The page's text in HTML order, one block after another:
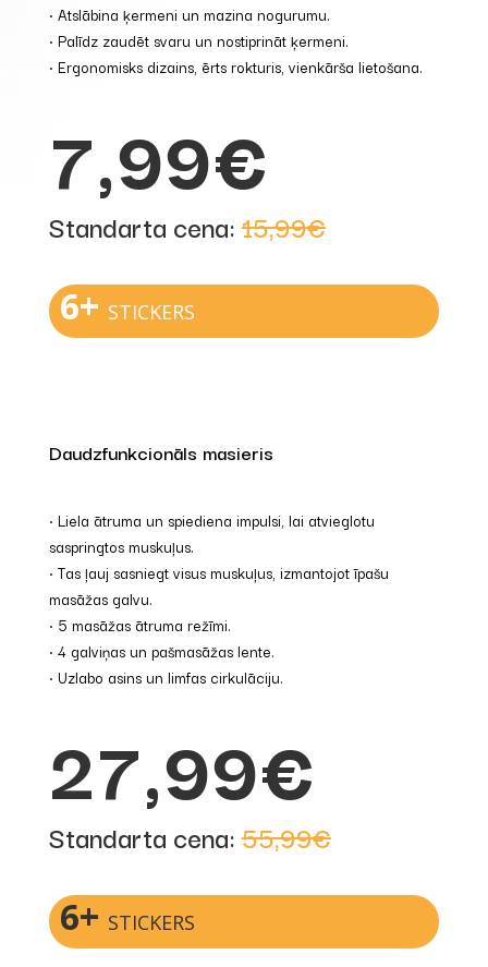
• Atslābina ķermeni un mazina nogurumu.
• Palīdz zaudēt svaru un nostiprināt ķermeni.
• Ergonomisks dizains, ērts rokturis, vienkārša lietošana.
7,99€
Standarta cena:15,99€
6+ STICKERS
Daudzfunkcionāls masieris
• Liela ātruma un spiediena impulsi, lai atvieglotu
saspringtos muskuļus.
• Tas ļauj sasniegt visus muskuļus, izmantojot īpašu
masāžas galvu.
• 5 masāžas ātruma režīmi.
• 4 galviņas un pašmasāžas lente.
• Uzlabo asins un limfas cirkulāciju.
27,99€
Standarta cena:55,99€
6+ STICKERS